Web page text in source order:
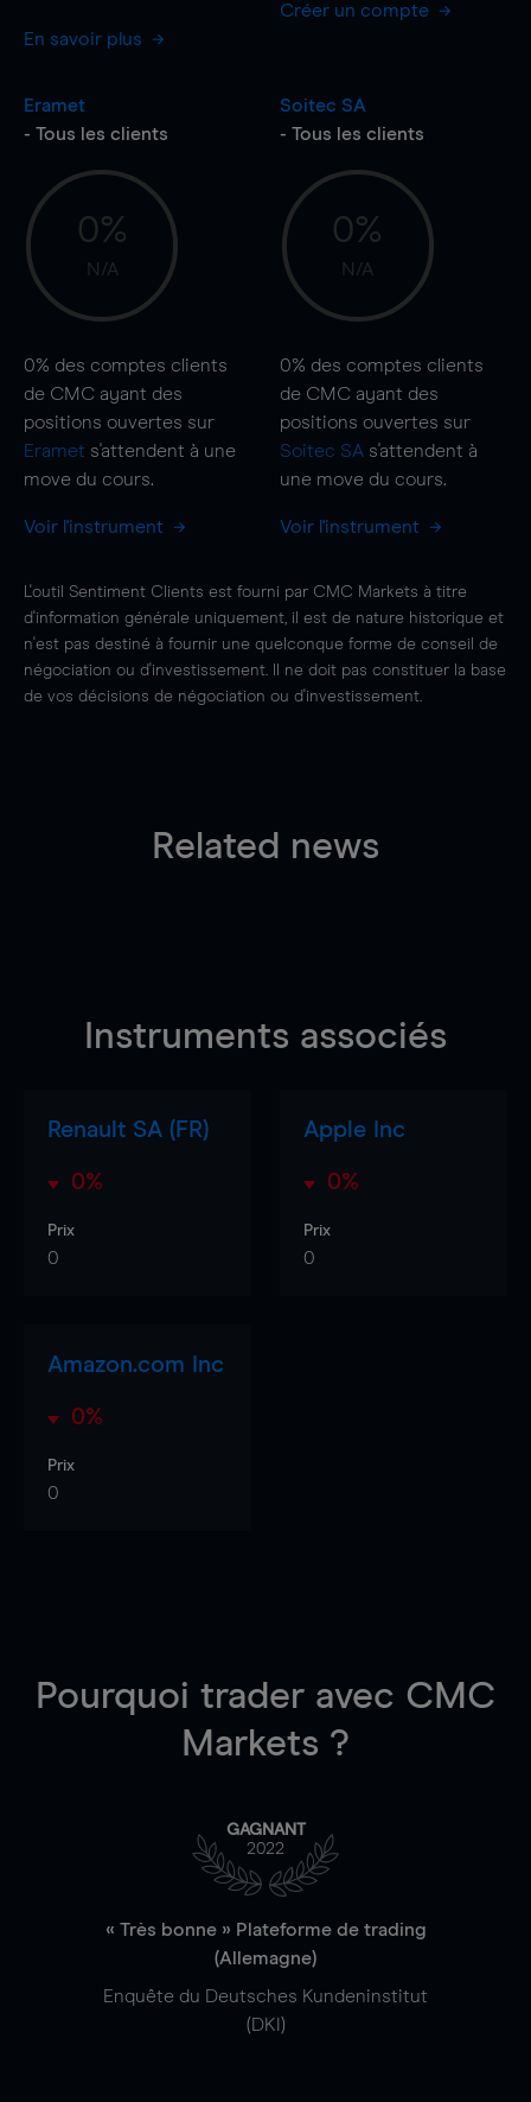
En savoir plus
Créer un compte
Eramet
- Tous les clients
0%
N/A
0% des comptes clients
de CMC ayant des
positions ouvertes sur
Eramet s'attendent à une
move du cours.
Voir l'instrument
Soitec SA
- Tous les clients
0%
N/A
0% des comptes clients
de CMC ayant des
positions ouvertes sur
Soitec SA s'attendent à
une move du cours.
Voir l'instrument
L'outil Sentiment Clients est fourni par CMC Markets à titre
d'information générale uniquement, il est de nature historique et
n'est pas destiné à fournir une quelconque forme de conseil de
négociation ou d'investissement. Il ne doit pas constituer la base
de vos décisions de négociation ou d'investissement.
Related news
Instruments associés
Renault SA (FR)
0%
Prix
0
Apple Inc
0%
Prix
0
Amazon.com Inc
0%
Prix
0
Pourquoi trader avec CMC
Markets ?
GAGNANT
2022
« Très bonne » Plateforme de trading
(Allemagne)
Enquête du Deutsches Kundeninstitut
(DKI)